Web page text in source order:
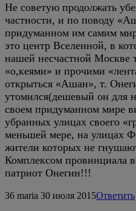
Не советую продолжать
частности, и по поводу
придуманном им самим
это центр Вселенной, в
нашей несчастной Москве
«о,кеями» и прочими
открыться «Ашан», т.
утомился(дешевый он для
своем придуманном мире
убранных улицах своего
меньшей мере, на улицах
жители которых не
Комплексом провинциала
патриот Онегин!!!
36 maria 30 июля 2015Ответить